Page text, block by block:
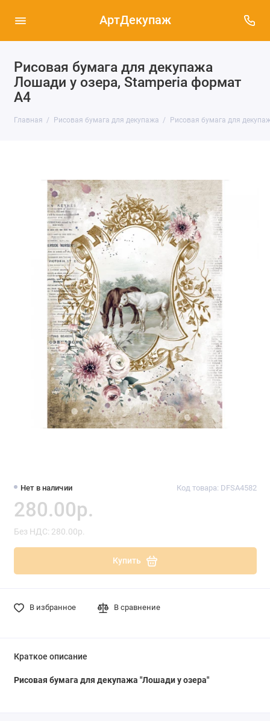
АртДекупаж
Рисовая бумага для декупажа
Лошади у озера, Stamperia формат
А4
Главная Рисовая бумага для декупажа Рисовая бумага для
Нет в наличии Код товара: DFSA4582
280.00р.
Без НДС: 280.00р.
Купить
В избранное В сравнение
Краткое описание
Рисовая бумага для декупажа "Лошади у озера"